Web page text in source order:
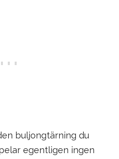
buljongtärning du
egentligen ingen